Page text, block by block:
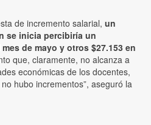
de incremento salarial, un
se inicia percibiría un
de mayo y otros $27.153 en
que, claramente, no alcanza a
económicas de los docentes,
hubo incrementos”, aseguró la